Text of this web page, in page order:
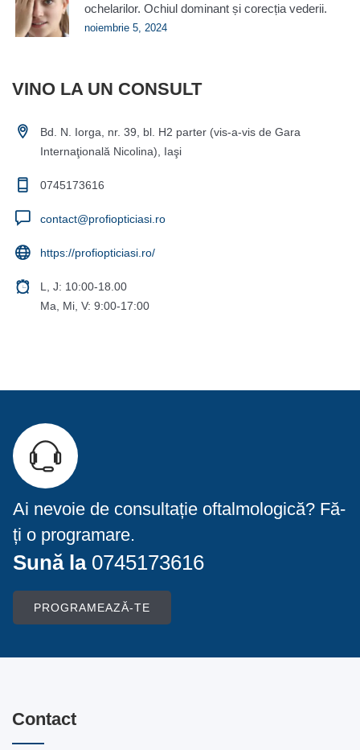
ochelarilor. Ochiul dominant și corecția vederii.
noiembrie 5, 2024
VINO LA UN CONSULT
Bd. N. Iorga, nr. 39, bl. H2 parter (vis-a-vis de Gara
Internaţională Nicolina), Iaşi
0745173616
contact@profiopticiasi.ro
https://profiopticiasi.ro/
L, J: 10:00-18.00
Ma, Mi, V: 9:00-17:00
Ai nevoie de consultație oftalmologică? Fă-
ți o programare.
Sună la 0745173616
PROGRAMEAZĂ-TE
Contact